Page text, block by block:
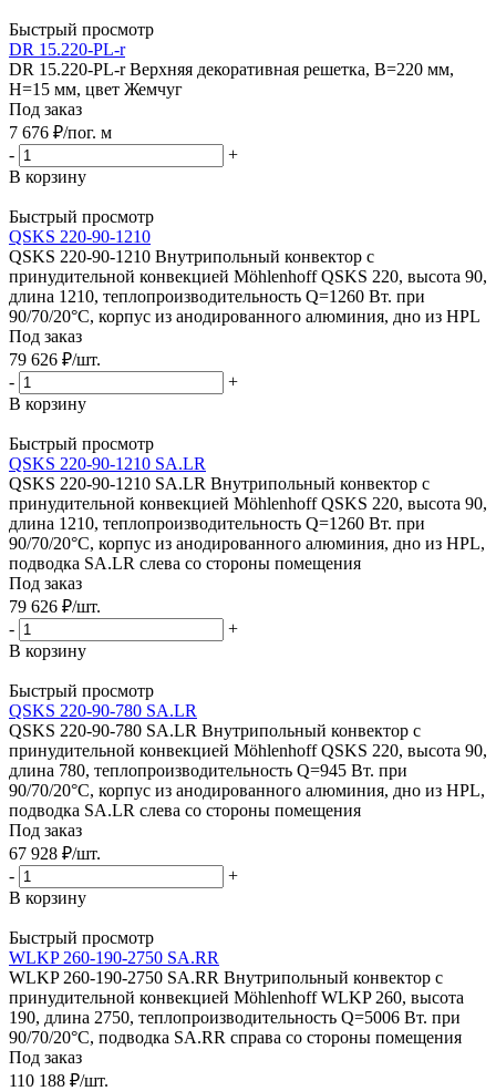
Быстрый просмотр
DR 15.220-PL-r
DR 15.220-PL-r Верхняя декоративная решетка, В=220 мм,
H=15 мм, цвет Жемчуг
Под заказ
7 676 ₽/пог. м
-
+
В корзину
Быстрый просмотр
QSKS 220-90-1210
QSKS 220-90-1210 Внутрипольный конвектор с
принудительной конвекцией Möhlenhoff QSKS 220, высота 90,
длина 1210, теплопроизводительность Q=1260 Вт. при
90/70/20°C, корпус из анодированного алюминия, дно из HPL
Под заказ
79 626 ₽/шт.
-
+
В корзину
Быстрый просмотр
QSKS 220-90-1210 SA.LR
QSKS 220-90-1210 SA.LR Внутрипольный конвектор с
принудительной конвекцией Möhlenhoff QSKS 220, высота 90,
длина 1210, теплопроизводительность Q=1260 Вт. при
90/70/20°C, корпус из анодированного алюминия, дно из HPL,
подводка SA.LR слева со стороны помещения
Под заказ
79 626 ₽/шт.
-
+
В корзину
Быстрый просмотр
QSKS 220-90-780 SA.LR
QSKS 220-90-780 SA.LR Внутрипольный конвектор с
принудительной конвекцией Möhlenhoff QSKS 220, высота 90,
длина 780, теплопроизводительность Q=945 Вт. при
90/70/20°C, корпус из анодированного алюминия, дно из HPL,
подводка SA.LR слева со стороны помещения
Под заказ
67 928 ₽/шт.
-
+
В корзину
Быстрый просмотр
WLKP 260-190-2750 SA.RR
WLKP 260-190-2750 SA.RR Внутрипольный конвектор с
принудительной конвекцией Möhlenhoff WLKP 260, высота
190, длина 2750, теплопроизводительность Q=5006 Вт. при
90/70/20°C, подводка SA.RR справа со стороны помещения
Под заказ
110 188 ₽/шт.